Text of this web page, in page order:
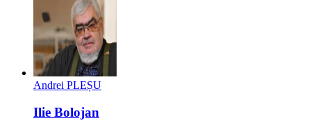
Andrei PLEȘU
Ilie Bolojan